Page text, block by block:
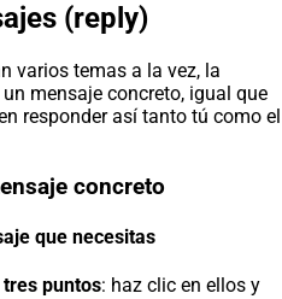
(reply)
varios temas a la vez, la
mensaje concreto, igual que
responder así tanto tú como el
concreto
que necesitas
tres puntos: haz clic en ellos y